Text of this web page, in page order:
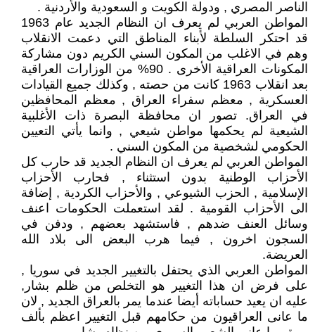
الناصر المصري , ودولة الكويت و السعودية والأردنية .
المواطن العربي لم يعرف ان النظام الجديد عام 1963
قد احتكر السلطة لأبناء المناطق التي دعمت الانقلاب
وهم في الاغلب من المكون السني الكريم دون مشاركة
المكونات العراقية الأخرى . 90% من الوزارات العراقية
بعد انقلاب 1963 كانت من حصته , وكذلك جميع القيادات
العسكرية , معظم سفراء العراق , معظم المحافظين
في العراق. تصور ان محافظة البصرة ذات الأغلبية
الشيعية لم يحكمها مواطن شيعي , وانما يأتي التعيين
الحكومي لشخصية من المكون السني .
المواطن العربي لم يعرف ان النظام الجديد قد حارب كل
الأحزاب الوطنية بدون استثناء , فحارب الأحزاب
الإسلامية , الحزب الشيوعي , والأحزاب الكردية , إضافة
الى الأحزاب القومية . لقد استعملت الحكومات اعنف
وسائل العنف ضدهم , فاستشهد بعضهم , ودفن في
السجون اخرون , فيما هرب البعض الى بلاد الله
العريضة.
المواطن العربي الذي يحتفل بالتغيير الجديد في سوريا ,
على فرض ان هذا التغيير هو التخلص من ظلم بشار,
عليه ان يعيد حساباته أيضا عندما يمر بالعراق الجديد , لان
ما عانى العراقيون من حكامهم قبل التغيير اعظم بألف